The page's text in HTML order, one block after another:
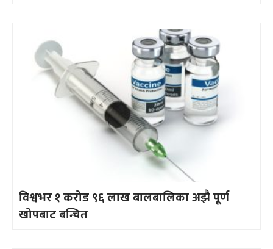
विश्वभर १ करोड ९६ लाख बालबालिका अझै पूर्ण
खोपबाट बन्चित